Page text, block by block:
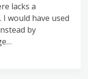
lacks a
would have used
by